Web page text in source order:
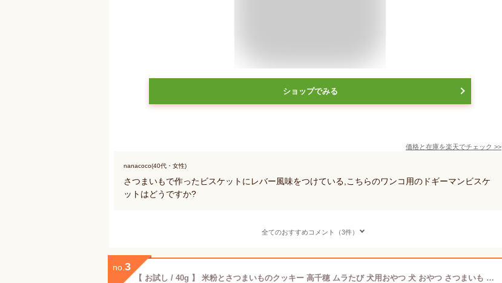
ショップでみる
価格と在庫を楽天でチェック >>
nanacoco(40代・女性)
さつまいもで作ったビスケットにレバー風味をつけている,こちらのワンコ用のドギーマンビスケ
ットはどうですか?
全てのおすすめコメント（3件）
no. 3
【 お試し / 40g 】 米粉とさつまいものクッキー 高千穂 ムラたび 犬用おやつ 犬 おやつ さつまいも 国産 無添加 米粉クッキー クッキー犬 犬用クッキー 犬クッキー無添加 犬のおやつ 芋 グルテンフリー イヌおやつ 犬ご飯おやつ 低アレルゲン 低カロリー いぬのおやつ 犬用